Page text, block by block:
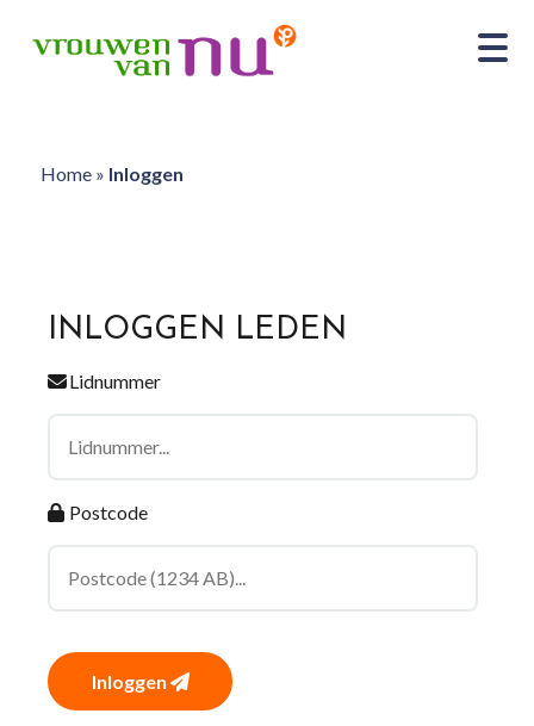
Home» Inloggen
INLOGGEN LEDEN
Lidnummer
Postcode
Inloggen